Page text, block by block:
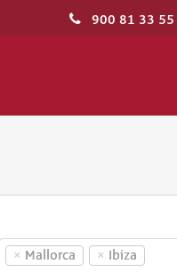
900 81 33 55
× Mallorca × Ibiza